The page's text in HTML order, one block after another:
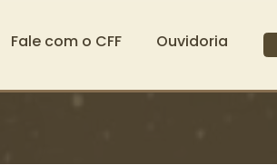
Fale com o CFF Ouvidoria